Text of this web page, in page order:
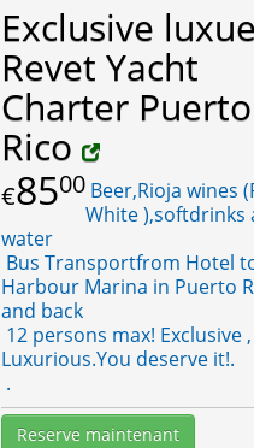
Exclusive
Revet Yacht
Charter Puerto
Rico
€8500 Beer,Rioja wines
White ),softdrinks
water
Bus Transportfrom Hotel
Harbour Marina in Puerto
and back
12 persons max! Exclusive ,
Luxurious.You deserve it!.
.
Reserve maintenant